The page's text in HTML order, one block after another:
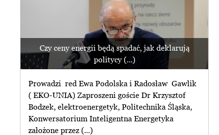
Czy ceny energii będą spadać, jak deklarują
politycy (...)
Prowadzi red Ewa Podolska i Radosław Gawlik
( EKO-UNIA) Zaproszeni goście Dr Krzysztof
Bodzek, elektroenergetyk, Politechnika Śląska,
Konwersatorium Inteligentna Energetyka
założone przez (...)